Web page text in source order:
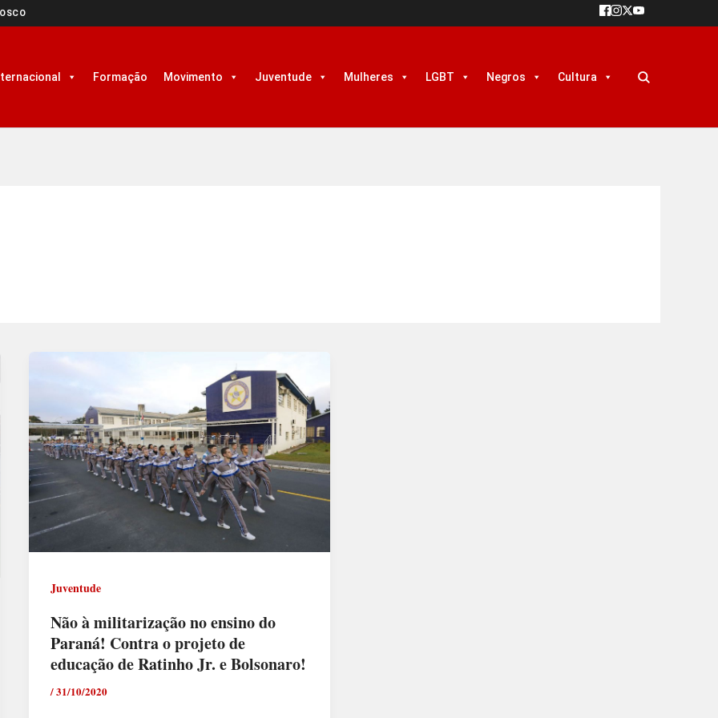
Formação Movimento Juventude Mulheres LGBT Negros Cultura
Juventude
Não à militarização no ensino do
Paraná! Contra o projeto de
educação de Ratinho Jr. e Bolsonaro!
/31/10/2020